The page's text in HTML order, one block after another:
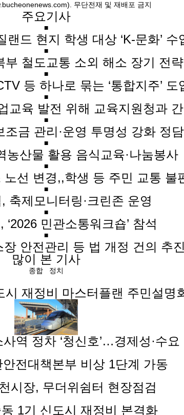
무단전재 및 재배포 금지
주요기사
■
랜드 현지 학생 대상 ‘K-문화’ 수
■
부 철도교통 소외 해소 장기 전
■
등 하나로 묶는 ‘통합지주’ 도
■
교육 발전 위해 교육지원청과 간
■
금 관리·운영 투명성 강화 정담
■
농산물 활용 음식교육·나눔봉사
■
선 변경,,학생 등 주민 교통 불
■
축제모니터링·크린존 운영
■
‘2026 민관소통워크숍’ 참석
■
안전관리 등 법 개정 건의 추진
많이 본 기사
종합 정치
재정비 마스터플랜 주민설명
역 정차 ‘청신호’…경제성·수요
전대책본부 비상 1단계 가동
시장, 무더위쉼터 현장점검
1기 신도시 재정비 본격화